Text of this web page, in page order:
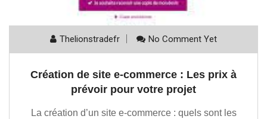
Thelionstradefr No Comment Yet
Création de site e-commerce : Les prix à
prévoir pour votre projet
La création d’un site e-commerce : quels sont les